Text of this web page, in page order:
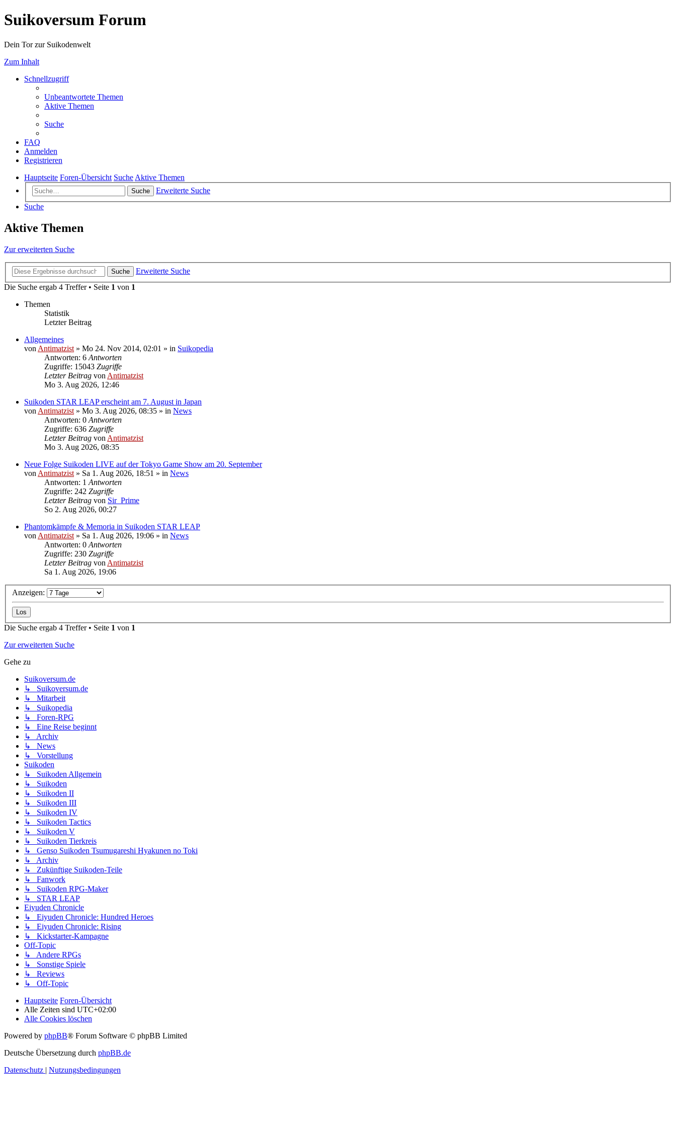
Suikoversum Forum
Dein Tor zur Suikodenwelt
Zum Inhalt
Schnellzugriff
Unbeantwortete Themen
Aktive Themen
Suche
FAQ
Anmelden
Registrieren
Hauptseite Foren-Übersicht Suche Aktive Themen
Suche
Erweiterte Suche
Suche
Aktive Themen
Zur erweiterten Suche
Suche
Erweiterte Suche
Die Suche ergab 4 Treffer • Seite 1 von 1
Themen
Statistik
Letzter Beitrag
Allgemeines
von Antimatzist » Mo 24. Nov 2014, 02:01 » in Suikopedia
Antworten: 6 Antworten
Zugriffe: 15043 Zugriffe
Letzter Beitrag von Antimatzist
Mo 3. Aug 2026, 12:46
Suikoden STAR LEAP erscheint am 7. August in Japan
von Antimatzist » Mo 3. Aug 2026, 08:35 » in News
Antworten: 0 Antworten
Zugriffe: 636 Zugriffe
Letzter Beitrag von Antimatzist
Mo 3. Aug 2026, 08:35
Neue Folge Suikoden LIVE auf der Tokyo Game Show am 20. September
von Antimatzist » Sa 1. Aug 2026, 18:51 » in News
Antworten: 1 Antworten
Zugriffe: 242 Zugriffe
Letzter Beitrag von Sir_Prime
So 2. Aug 2026, 00:27
Phantomkämpfe & Memoria in Suikoden STAR LEAP
von Antimatzist » Sa 1. Aug 2026, 19:06 » in News
Antworten: 0 Antworten
Zugriffe: 230 Zugriffe
Letzter Beitrag von Antimatzist
Sa 1. Aug 2026, 19:06
Anzeigen:
Die Suche ergab 4 Treffer • Seite 1 von 1
Zur erweiterten Suche
Gehe zu
Suikoversum.de
↳ Suikoversum.de
↳ Mitarbeit
↳ Suikopedia
↳ Foren-RPG
↳ Eine Reise beginnt
↳ Archiv
↳ News
↳ Vorstellung
Suikoden
↳ Suikoden Allgemein
↳ Suikoden
↳ Suikoden II
↳ Suikoden III
↳ Suikoden IV
↳ Suikoden Tactics
↳ Suikoden V
↳ Suikoden Tierkreis
↳ Genso Suikoden Tsumugareshi Hyakunen no Toki
↳ Archiv
↳ Zukünftige Suikoden-Teile
↳ Fanwork
↳ Suikoden RPG-Maker
↳ STAR LEAP
Eiyuden Chronicle
↳ Eiyuden Chronicle: Hundred Heroes
↳ Eiyuden Chronicle: Rising
↳ Kickstarter-Kampagne
Off-Topic
↳ Andere RPGs
↳ Sonstige Spiele
↳ Reviews
↳ Off-Topic
Hauptseite Foren-Übersicht
Alle Zeiten sind UTC+02:00
Alle Cookies löschen
Powered by phpBB® Forum Software © phpBB Limited
Deutsche Übersetzung durch phpBB.de
Datenschutz
Nutzungsbedingungen